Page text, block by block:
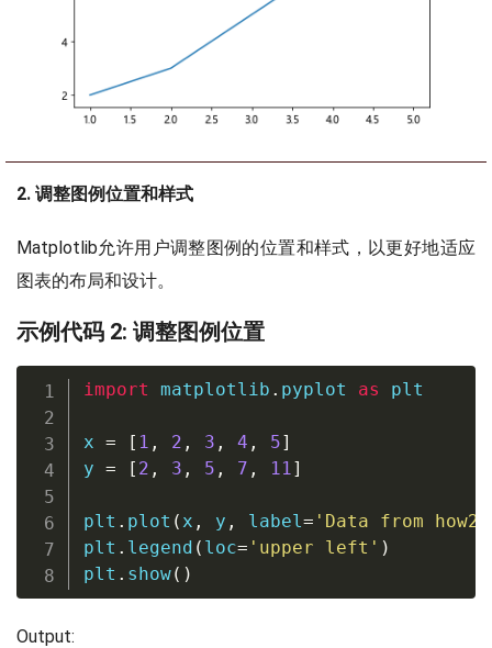
2. 调整图例位置和样式
Matplotlib允许用户调整图例的位置和样式，以更好地适应
图表的布局和设计。
示例代码 2: 调整图例位置
import matplotlib . pyplot as plt
x = [ 1 , 2 , 3 , 4 , 5]
y = [ 2 , 3 , 5 , 7 , 11 ]
plt . plot ( x , y , label = 'Data from
plt . legend ( loc= 'upper left' )
plt . show( )
Output: